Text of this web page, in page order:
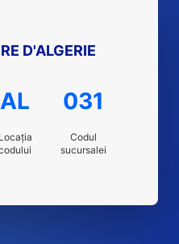
D'ALGERIE
AL 031
Codul
sucursalei